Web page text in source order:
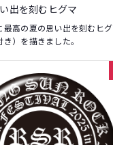
出を刻むヒグマ
最高の夏の思い出を刻むヒ
）を描きました。